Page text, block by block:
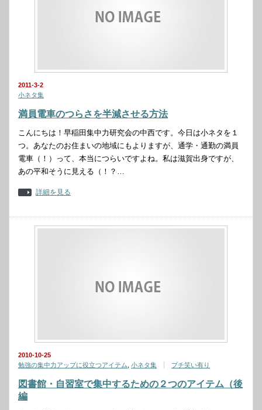
2011-3-2
小ネタ集
満員電車のつらさを半減させる方法
こんにちは！早稲田集中力研究会の中西です。今日は小ネタを１
つ。あなたのお住まいの地域にもよりますが、通学・通勤の満員
電車（！）って、本当につらいですよね。私は滋賀出身ですが、
あの平和そうに見える（！？…
詳細を見る
2010-10-25
勉強の集中力アップに役立つアイテム 小ネタ集 プチ笑い有り
図書館・自習室で集中するための２つのアイテム（後
編